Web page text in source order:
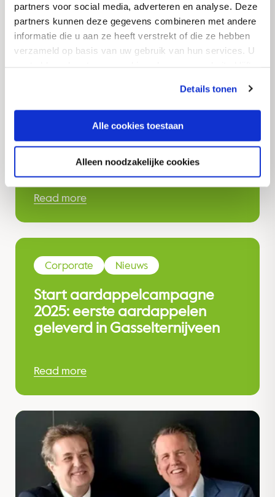
partners voor social media, adverteren en analyse. Deze
partners kunnen deze gegevens combineren met andere
informatie die u aan ze heeft verstrekt of die ze hebben
verzameld op basis van uw gebruik van hun services. U
Details tonen
Alle cookies toestaan
Alleen noodzakelijke cookies
Corporate
Royal Avebe presenteert
geïntegreerd jaarverslag
2024/2025 en blikt vooruit op
uitdagingen in de
aardappelmarkt
Read more
Corporate Nieuws
Start aardappelcampagne
2025: eerste aardappelen
geleverd in Gasselternijveen
Read more